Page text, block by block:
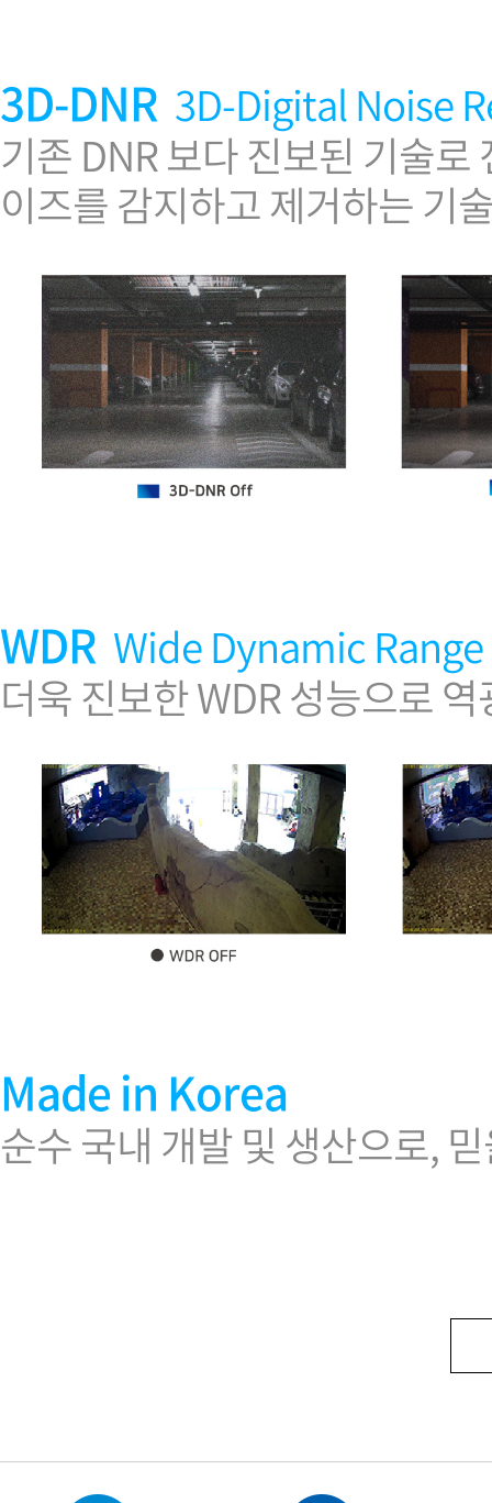
3D-DNR 3D-Digital Noise
기존 DNR 보다 진보된 기술
이즈를 감지하고 제거하는 기
WDR Wide Dynamic Range
더욱 진보한 WDR 성능으로
Made in Korea
순수 국내 개발 및 생산으로,